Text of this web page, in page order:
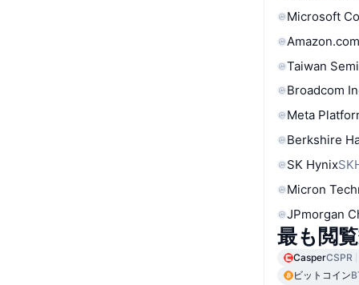
Microsoft
Taiwan
Broadcom
Meta
Berkshire
SK Hynix
Micron
JPmorgan
最も閲
CasperCSPR
ビットコイン